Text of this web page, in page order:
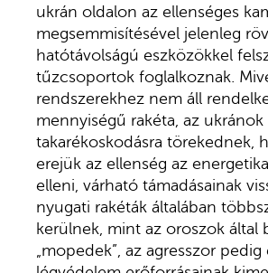
ukrán oldalon az ellenséges
megsemmisítésével jelenleg
hatótávolságú eszközökkel
tűzcsoportok foglalkoznak.
rendszerekhez nem áll
mennyiségű rakéta, az
takarékoskodásra törekednek,
erejük az ellenség az
elleni, várható támadásainak
nyugati rakéták általában
kerülnek, mint az oroszok által
„mopedek”, az agresszor